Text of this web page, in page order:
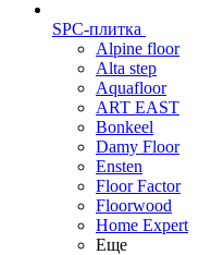
SPC-плитка
Alpine floor
Alta step
Aquafloor
ART EAST
Bonkeel
Damy Floor
Ensten
Floor Factor
Floorwood
Home Expert
Еще